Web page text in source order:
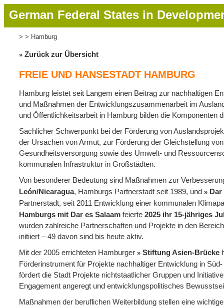
German Federal States in
Breadcrumb
Hamburg
Zurück zur Übersicht
FREIE UND HANSESTADT HAMBURG
Hamburg leistet seit Langem einen Beitrag zur nachhaltigen
und Maßnahmen der Entwicklungszusammenarbeit im
und Öffentlichkeitsarbeit in Hamburg bilden die Komponenten
Sachlicher Schwerpunkt bei der Förderung von
der Ursachen von Armut, zur Förderung der Gleichstellung
Gesundheitsversorgung sowie des Umwelt- und
kommunalen Infrastruktur in Großstädten.
Von besonderer Bedeutung sind Maßnahmen zur
León/Nicaragua, Hamburgs Partnerstadt seit 1989, und
Dar
Partnerstadt, seit 2011 Entwicklung einer kommunalen
Hamburgs mit Dar es Salaam feierte 2025 ihr 15-jähriges
wurden zahlreiche Partnerschaften und Projekte in den
initiiert – 49 davon sind bis heute aktiv.
Mit der 2005 errichteten Hamburger
Stiftung Asien-Brücke
Förderinstrument für Projekte nachhaltiger Entwicklung in
fördert die Stadt Projekte nichtstaatlicher Gruppen und
Engagement angeregt und entwicklungspolitisches
Maßnahmen der beruflichen Weiterbildung stellen eine